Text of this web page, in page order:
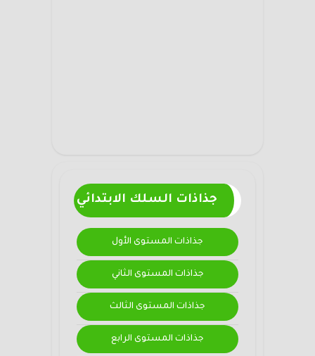
جذاذات السلك الابتدائي
جذاذات المستوى الأول
جذاذات المستوى الثاني
جذاذات المستوى الثالث
جذاذات المستوى الرابع